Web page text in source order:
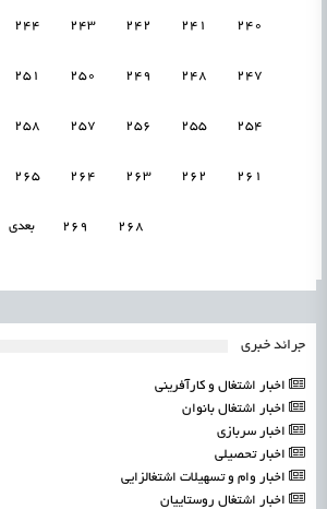
240
241
242
243
244
247
248
249
250
251
254
255
256
257
258
261
262
263
264
265
268
269 بعدی
جرائد خبری
اخبار اشتغال و کارآفرینی
اخبار اشتغال بانوان
اخبار سربازی
اخبار تحصیلی
اخبار وام و تسهیلات اشتغالزایی
اخبار اشتغال روستاییان